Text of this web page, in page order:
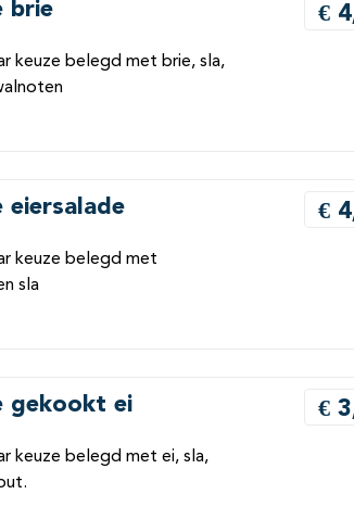
brie
keuze belegd met brie, sla,
€
eiersalade
keuze belegd met
sla
€
gekookt ei
keuze belegd met ei, sla,
€